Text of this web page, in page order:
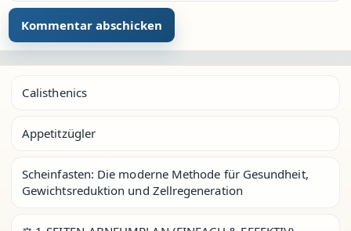
Calisthenics
Appetitzügler
Scheinfasten: Die moderne Methode für Gesundheit,
Gewichtsreduktion und Zellregeneration